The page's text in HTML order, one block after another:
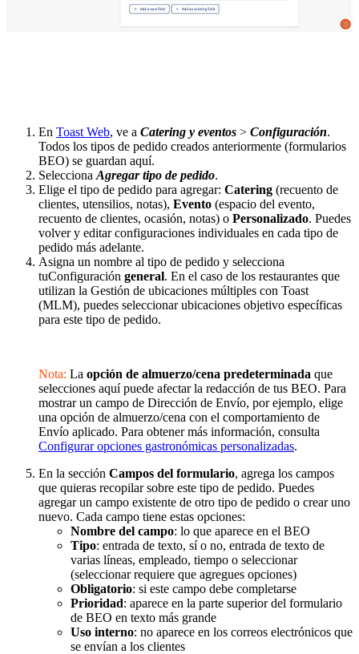
En Toast Web, ve a Catering y eventos > Configuración.
Todos los tipos de pedido creados anteriormente (formularios
BEO) se guardan aquí.
Selecciona Agregar tipo de pedido.
Elige el tipo de pedido para agregar: Catering (recuento de
clientes, utensilios, notas), Evento (espacio del evento,
recuento de clientes, ocasión, notas) o Personalizado. Puedes
volver y editar configuraciones individuales en cada tipo de
pedido más adelante.
Asigna un nombre al tipo de pedido y selecciona
tuConfiguración general. En el caso de los restaurantes que
utilizan la Gestión de ubicaciones múltiples con Toast
(MLM), puedes seleccionar ubicaciones objetivo específicas
para este tipo de pedido.
Nota: La opción de almuerzo/cena predeterminada que
selecciones aquí puede afectar la redacción de tus BEO. Para
mostrar un campo de Dirección de Envío, por ejemplo, elige
una opción de almuerzo/cena con el comportamiento de
Envío aplicado. Para obtener más información, consulta
Configurar opciones gastronómicas personalizadas.
En la sección Campos del formulario, agrega los campos
que quieras recopilar sobre este tipo de pedido. Puedes
agregar un campo existente de otro tipo de pedido o crear uno
nuevo. Cada campo tiene estas opciones:
Nombre del campo: lo que aparece en el BEO
Tipo: entrada de texto, sí o no, entrada de texto de
varias líneas, empleado, tiempo o seleccionar
(seleccionar requiere que agregues opciones)
Obligatorio: si este campo debe completarse
Prioridad: aparece en la parte superior del formulario
de BEO en texto más grande
Uso interno: no aparece en los correos electrónicos que
se envían a los clientes